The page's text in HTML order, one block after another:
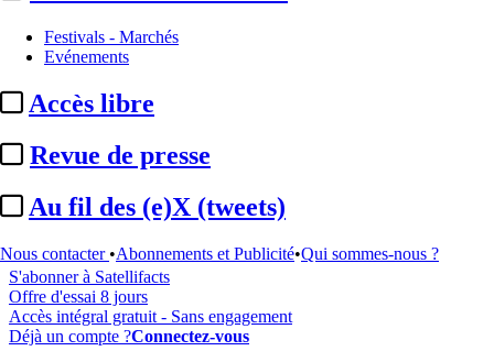
Festivals - Marchés
Evénements
Accès libre
Revue de presse
Au fil des (e)X (tweets)
Nous contacter •Abonnements et Publicité•Qui sommes-nous ?
...
Cet article est réservé à nos abonnés
Pour accéder à cet article, à l'ensemble du site, découvrez nos
S'abonner à Satellifacts
Offre d'essai 8 jours
Accès intégral gratuit - Sans engagement
Déjà un compte ?Connectez-vous